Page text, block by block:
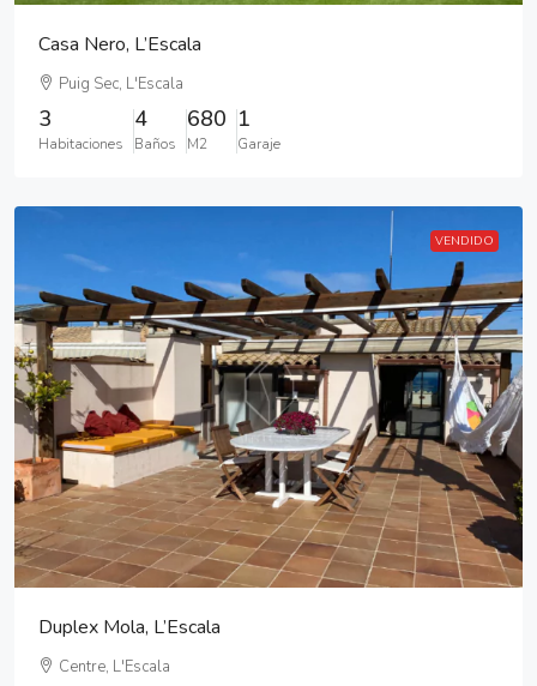
Casa Nero, L’Escala
Puig Sec, L'Escala
3
Habitaciones
4
Baños
680
M2
1
Garaje
VENDIDO
Duplex Mola, L’Escala
Centre, L'Escala